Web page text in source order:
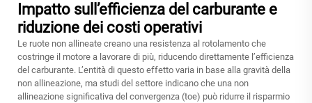
Impatto sull’efficienza del carburante e
riduzione dei costi operativi
Le ruote non allineate creano una resistenza al rotolamento che
costringe il motore a lavorare di più, riducendo direttamente l’efficienza
del carburante. L’entità di questo effetto varia in base alla gravità della
non allineazione, ma studi del settore indicano che una non
allineazione significativa del convergenza (toe) può ridurre il risparmio